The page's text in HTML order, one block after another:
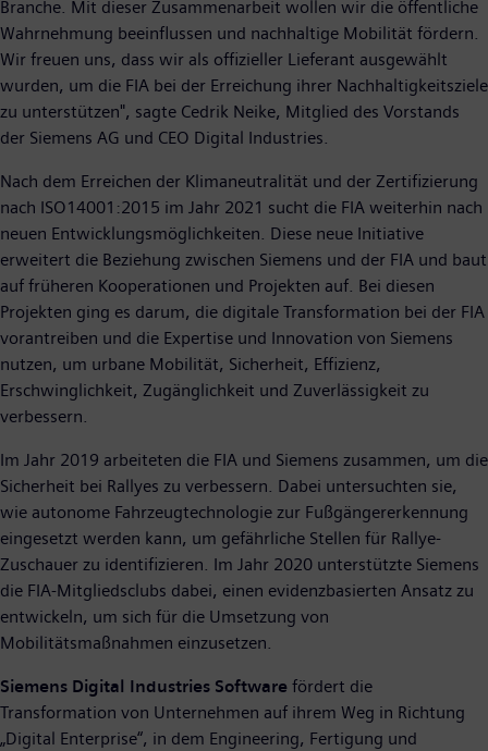
Branche. Mit dieser Zusammenarbeit wollen wir die öffentliche
Wahrnehmung beeinflussen und nachhaltige Mobilität fördern.
Wir freuen uns, dass wir als offizieller Lieferant ausgewählt
wurden, um die FIA bei der Erreichung ihrer Nachhaltigkeitsziele
zu unterstützen", sagte Cedrik Neike, Mitglied des Vorstands
der Siemens AG und CEO Digital Industries.
Nach dem Erreichen der Klimaneutralität und der Zertifizierung
nach ISO14001:2015 im Jahr 2021 sucht die FIA weiterhin nach
neuen Entwicklungsmöglichkeiten. Diese neue Initiative
erweitert die Beziehung zwischen Siemens und der FIA und baut
auf früheren Kooperationen und Projekten auf. Bei diesen
Projekten ging es darum, die digitale Transformation bei der FIA
vorantreiben und die Expertise und Innovation von Siemens
nutzen, um urbane Mobilität, Sicherheit, Effizienz,
Erschwinglichkeit, Zugänglichkeit und Zuverlässigkeit zu
verbessern.
Im Jahr 2019 arbeiteten die FIA und Siemens zusammen, um die
Sicherheit bei Rallyes zu verbessern. Dabei untersuchten sie,
wie autonome Fahrzeugtechnologie zur Fußgängererkennung
eingesetzt werden kann, um gefährliche Stellen für Rallye-
Zuschauer zu identifizieren. Im Jahr 2020 unterstützte Siemens
die FIA-Mitgliedsclubs dabei, einen evidenzbasierten Ansatz zu
entwickeln, um sich für die Umsetzung von
Mobilitätsmaßnahmen einzusetzen.
Siemens Digital Industries Software fördert die
Transformation von Unternehmen auf ihrem Weg in Richtung
„Digital Enterprise“, in dem Engineering, Fertigung und